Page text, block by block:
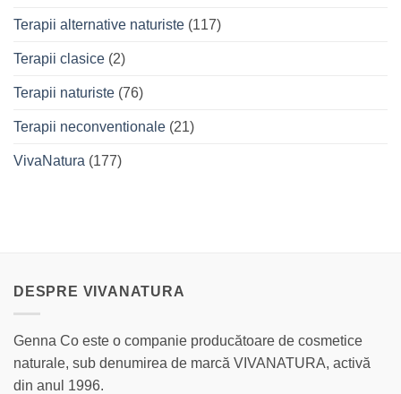
Terapii alternative naturiste (117)
Terapii clasice (2)
Terapii naturiste (76)
Terapii neconventionale (21)
VivaNatura (177)
DESPRE VIVANATURA
Genna Co este o companie producătoare de cosmetice
naturale, sub denumirea de marcă VIVANATURA, activă
din anul 1996.